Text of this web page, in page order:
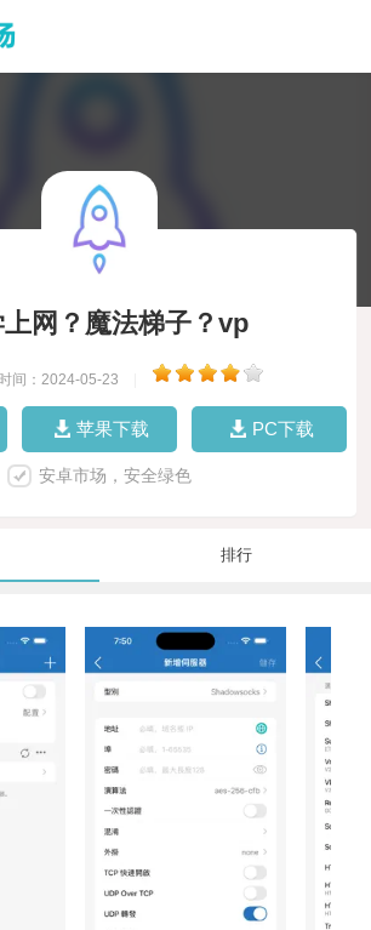
网？魔法梯子？vp
时间：2024-05-23
苹果下载 PC下载
安卓市场，安全绿色
排行